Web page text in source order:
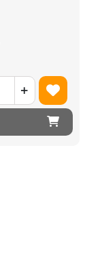
+